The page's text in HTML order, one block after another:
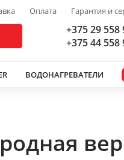
Оплата Гарантия и
+375 29 558
+375 44 558
ВОДОНАГРЕВАТЕЛИ